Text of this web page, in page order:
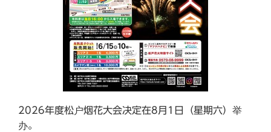
2026年度松户烟花大会决定在8月1日（星期六）举
办。